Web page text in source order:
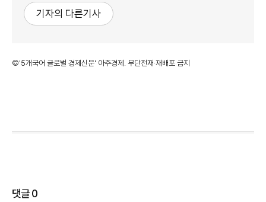
기자의 다른기사
©'5개국어 글로벌 경제신문' 아주경제. 무단전재·재배포 금지
댓글0